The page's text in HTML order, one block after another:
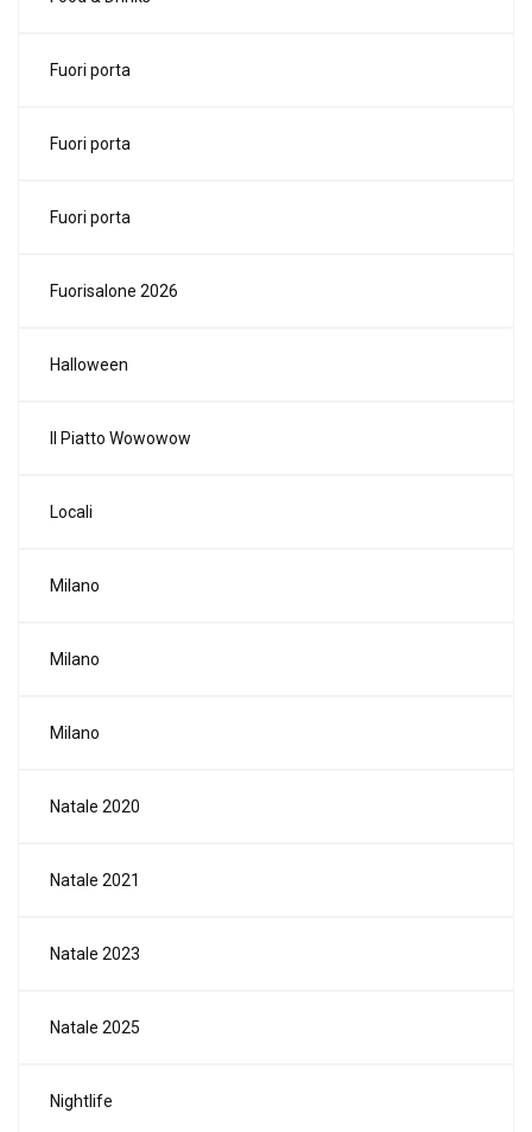
Fuori porta
Fuori porta
Fuori porta
Fuorisalone 2026
Halloween
Il Piatto Wowowow
Locali
Milano
Milano
Milano
Natale 2020
Natale 2021
Natale 2023
Natale 2025
Nightlife